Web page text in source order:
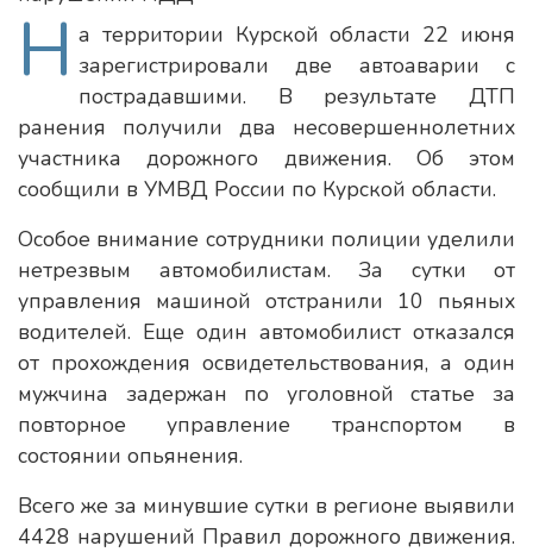
Н а территории Курской области 22 июня
зарегистрировали две автоаварии с
пострадавшими. В результате ДТП
ранения получили два несовершеннолетних
участника дорожного движения. Об этом
сообщили в УМВД России по Курской области.
Особое внимание сотрудники полиции уделили
нетрезвым автомобилистам. За сутки от
управления машиной отстранили 10 пьяных
водителей. Еще один автомобилист отказался
от прохождения освидетельствования, а один
мужчина задержан по уголовной статье за
повторное управление транспортом в
состоянии опьянения.
Всего же за минувшие сутки в регионе выявили
4428 нарушений Правил дорожного движения.